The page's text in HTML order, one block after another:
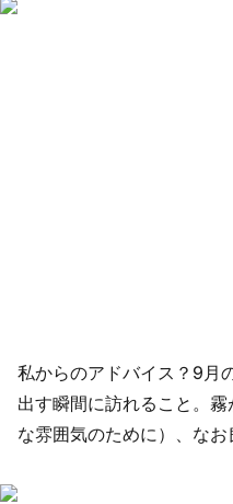
私からのアドバイス？9月
出す瞬間に訪れること。
な雰囲気のために）、なお